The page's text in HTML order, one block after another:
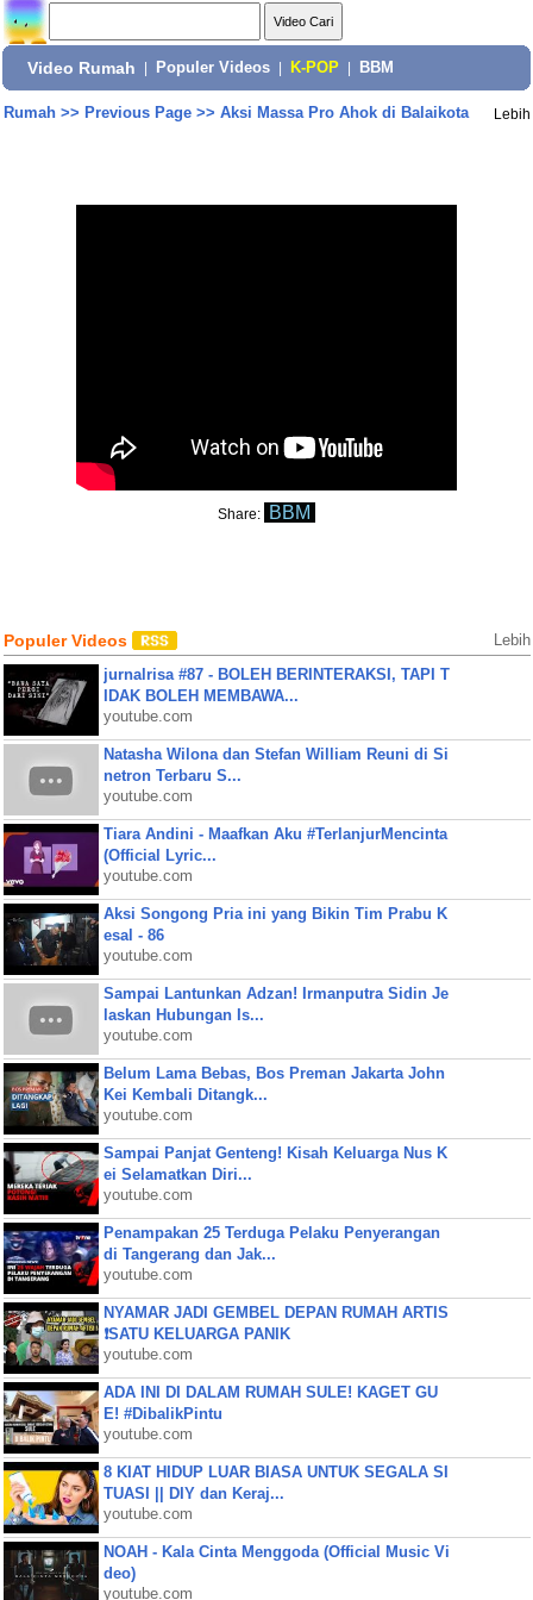
Video Rumah Populer Videos K-POP BBM
Rumah>> Previous Page>> Aksi Massa Pro Ahok di Balaikota Lebih
Share: BBM
Populer Videos Lebih
jurnalrisa #87 - BOLEH BERINTERAKSI, TAPI T
IDAK BOLEH MEMBAWA...
youtube.com
Natasha Wilona dan Stefan William Reuni di Si
netron Terbaru S...
youtube.com
Tiara Andini - Maafkan Aku #TerlanjurMencinta
(Official Lyric...
youtube.com
Aksi Songong Pria ini yang Bikin Tim Prabu K
esal - 86
youtube.com
Sampai Lantunkan Adzan! Irmanputra Sidin Je
laskan Hubungan Is...
youtube.com
Belum Lama Bebas, Bos Preman Jakarta John
Kei Kembali Ditangk...
youtube.com
Sampai Panjat Genteng! Kisah Keluarga Nus K
ei Selamatkan Diri...
youtube.com
Penampakan 25 Terduga Pelaku Penyerangan
di Tangerang dan Jak...
youtube.com
NYAMAR JADI GEMBEL DEPAN RUMAH ARTIS
❗SATU KELUARGA PANIK
youtube.com
ADA INI DI DALAM RUMAH SULE! KAGET GU
E! #DibalikPintu
youtube.com
8 KIAT HIDUP LUAR BIASA UNTUK SEGALA SI
TUASI || DIY dan Keraj...
youtube.com
NOAH - Kala Cinta Menggoda (Official Music Vi
deo)
youtube.com